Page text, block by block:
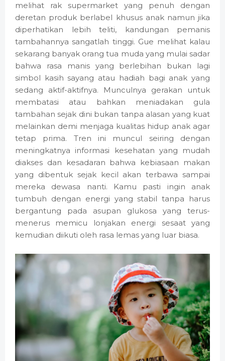
melihat rak supermarket yang penuh dengan
deretan produk berlabel khusus anak namun jika
diperhatikan lebih teliti, kandungan pemanis
tambahannya sangatlah tinggi. Gue melihat kalau
sekarang banyak orang tua muda yang mulai sadar
bahwa rasa manis yang berlebihan bukan lagi
simbol kasih sayang atau hadiah bagi anak yang
sedang aktif-aktifnya. Munculnya gerakan untuk
membatasi atau bahkan meniadakan gula
tambahan sejak dini bukan tanpa alasan yang kuat
melainkan demi menjaga kualitas hidup anak agar
tetap prima. Tren ini muncul seiring dengan
meningkatnya informasi kesehatan yang mudah
diakses dan kesadaran bahwa kebiasaan makan
yang dibentuk sejak kecil akan terbawa sampai
mereka dewasa nanti. Kamu pasti ingin anak
tumbuh dengan energi yang stabil tanpa harus
bergantung pada asupan glukosa yang terus-
menerus memicu lonjakan energi sesaat yang
kemudian diikuti oleh rasa lemas yang luar biasa.